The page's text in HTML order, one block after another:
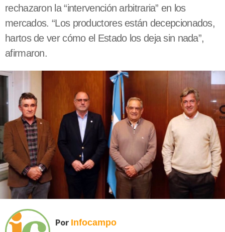
rechazaron la “intervención arbitraria” en los
mercados. “Los productores están decepcionados,
hartos de ver cómo el Estado los deja sin nada”,
afirmaron.
Por Infocampo